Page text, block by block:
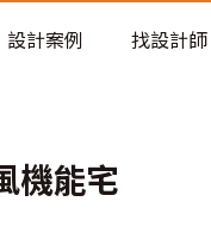
老屋預
設計案例 找設計師
機能宅